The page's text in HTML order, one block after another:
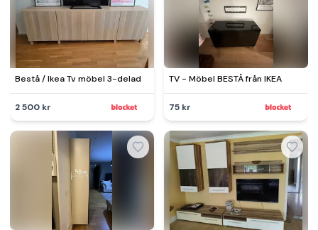
Bestå / Ikea Tv möbel 3-delad
2 500 kr
TV - Möbel BESTÅ från IKEA
75 kr